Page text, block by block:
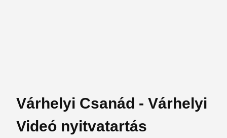
Várhelyi Csanád - Várhelyi
Videó nyitvatartás